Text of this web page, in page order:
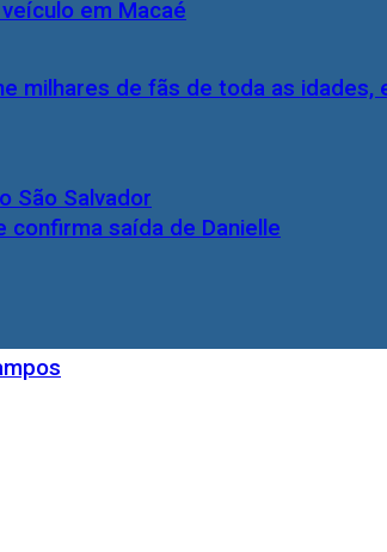
milhares de fãs de toda as idades,
confirma saída de Danielle
em Macaé
São Salvador